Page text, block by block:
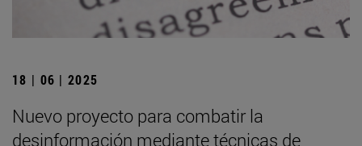
18 | 06 | 2025
Nuevo proyecto para combatir la
desinformación mediante técnicas de